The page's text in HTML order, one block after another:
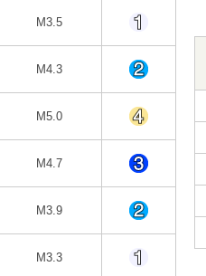
M3.5
M4.3
M5.0
M4.7
M3.9
M3.3